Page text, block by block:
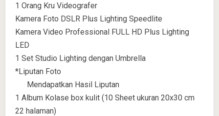
1 Orang Kru Videografer
Kamera Foto DSLR Plus Lighting Speedlite
Kamera Video Professional FULL HD Plus Lighting
LED
1 Set Studio Lighting dengan Umbrella
*Liputan Foto
Mendapatkan Hasil Liputan
1 Album Kolase box kulit (10 Sheet ukuran 20x30 cm
22 halaman)